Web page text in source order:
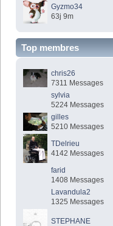
Gyzmo34
63j 9m
Top membres
chris26
7311 Messages
sylvia
5224 Messages
gilles
5210 Messages
TDelrieu
4142 Messages
farid
1408 Messages
Lavandula2
1325 Messages
STEPHANE